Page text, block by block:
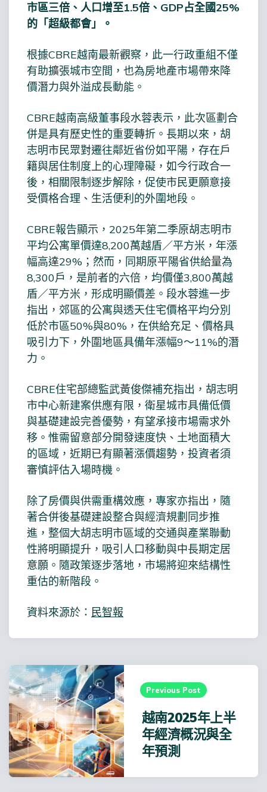
市區三倍、人口增至1.5倍、GDP占全國25%
的「超級都會」。
根據CBRE越南最新觀察，此一行政重組不僅
有助擴張城市空間，也為房地產市場帶來降
價潛力與外溢成長動能。
CBRE越南高級董事段水蓉表示，此次區劃合
併是具有歷史性的重要轉折。長期以來，胡
志明市民眾對遷往鄰近省份如平陽，存在戶
籍與居住制度上的心理障礙，如今行政合一
後，相關限制逐步解除，促使市民更願意接
受價格合理、生活便利的外圍地段。
CBRE報告顯示，2025年第二季原胡志明市
平均公寓單價達8,200萬越盾／平方米，年漲
幅高達29%；然而，同期原平陽省供給量為
8,300戶，是前者的六倍，均價僅3,800萬越
盾／平方米，形成明顯價差。段水蓉進一步
指出，郊區的公寓與透天住宅價格平均分別
低於市區50%與80%，在供給充足、價格具
吸引力下，外圍地區具備年漲幅9～11%的潛
力。
CBRE住宅部總監武黃俊傑補充指出，胡志明
市中心新建案供應有限，衛星城市具備低價
與基礎建設完善優勢，有望承接市場需求外
移。惟需留意部分開發速度快、土地面積大
的區域，近期已有顯著漲價趨勢，投資者須
審慎評估入場時機。
除了房價與供需重構效應，專家亦指出，隨
著合併後基礎建設整合與經濟規劃同步推
進，整個大胡志明市區域的交通與產業聯動
性將明顯提升，吸引人口移動與中長期定居
意願。隨政策逐步落地，市場將迎來結構性
重估的新階段。
資料來源於： 民智報
Post
navigation
Previous Post
越南2025年上半
年經濟概況與全
年預測